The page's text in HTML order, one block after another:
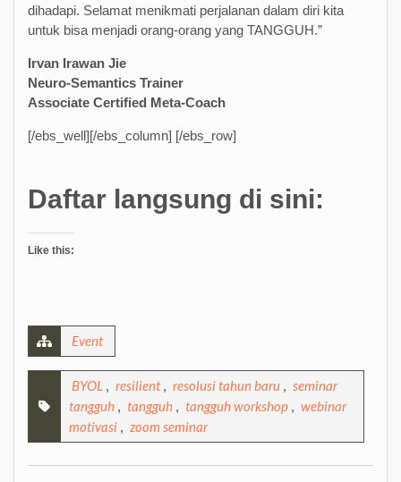
dihadapi. Selamat menikmati perjalanan dalam diri kita
untuk bisa menjadi orang-orang yang TANGGUH.”
Irvan Irawan Jie
Neuro-Semantics Trainer
Associate Certified Meta-Coach
[/ebs_well][/ebs_column] [/ebs_row]
Daftar langsung di sini:
Like this:
Event
BYOL , resilient , resolusi tahun baru , seminar
tangguh , tangguh , tangguh workshop , webinar
motivasi , zoom seminar